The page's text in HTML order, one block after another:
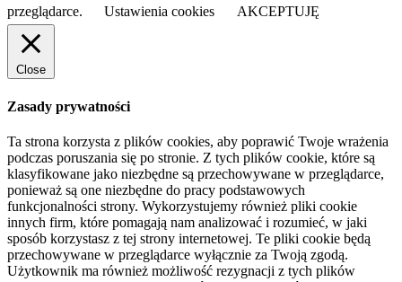
przeglądarce.
Ustawienia cookies AKCEPTUJĘ
Close
Zasady prywatności
Ta strona korzysta z plików cookies, aby poprawić Twoje wrażenia
podczas poruszania się po stronie. Z tych plików cookie, które są
klasyfikowane jako niezbędne są przechowywane w przeglądarce,
ponieważ są one niezbędne do pracy podstawowych
funkcjonalności strony. Wykorzystujemy również pliki cookie
innych firm, które pomagają nam analizować i rozumieć, w jaki
sposób korzystasz z tej strony internetowej. Te pliki cookie będą
przechowywane w przeglądarce wyłącznie za Twoją zgodą.
Użytkownik ma również możliwość rezygnacji z tych plików